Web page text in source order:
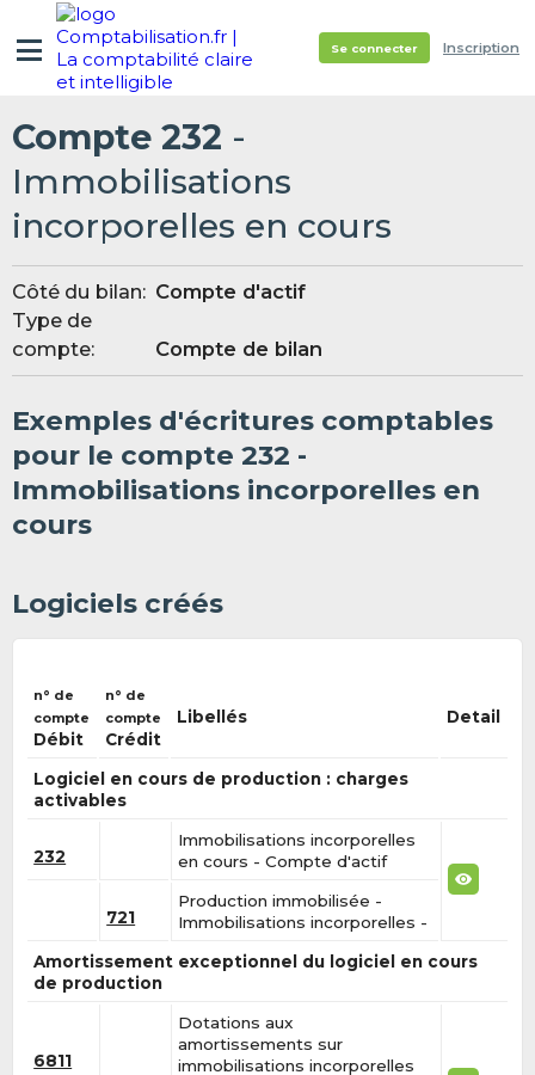
Se connecter Inscription
Compte 232 -
Immobilisations
incorporelles en cours
Côté du bilan: Compte d'actif
Type de
compte:
Compte de bilan
Exemples d'écritures comptables
pour le compte 232 -
Immobilisations incorporelles en
cours
Logiciels créés
n° de
compte
Débit
n° de
compte
Crédit
Libellés Detail
Logiciel en cours de production : charges
activables
232
Immobilisations incorporelles
en cours - Compte d'actif
721
Production immobilisée -
Immobilisations incorporelles -
Amortissement exceptionnel du logiciel en cours
de production
6811
Dotations aux
amortissements sur
immobilisations incorporelles